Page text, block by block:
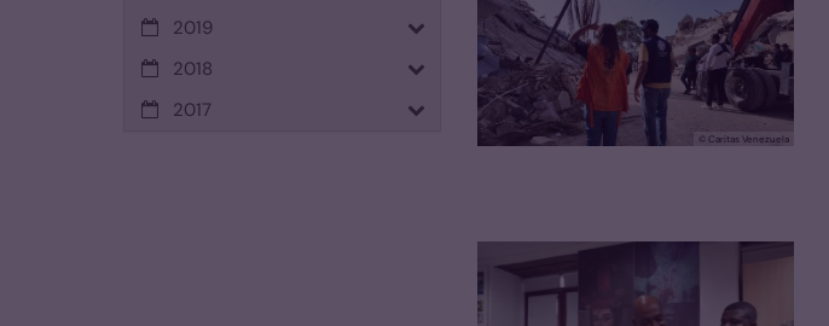
© Caritas Venezuela
2019
2018
2017